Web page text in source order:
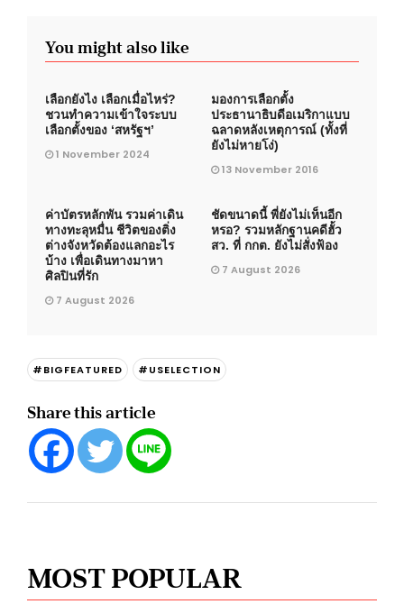
You might also like
เลือกยังไง เลือกเมื่อไหร่?
ชวนทำความเข้าใจระบบ
เลือกตั้งของ ‘สหรัฐฯ’ ​
1 November 2024
มองการเลือกตั้ง
ประธานาธิบดีอเมริกาแบบ
ฉลาดหลังเหตุการณ์ (ทั้งที่
ยังไม่หายโง่)
13 November 2016
ค่าบัตรหลักพัน รวมค่าเดิน
ทางทะลุหมื่น ชีวิตของติ่ง
ต่างจังหวัดต้องแลกอะไร
บ้าง เพื่อเดินทางมาหา
ศิลปินที่รัก
7 August 2026
ชัดขนาดนี้ พี่ยังไม่เห็นอีก
หรอ? รวมหลักฐานคดีฮั้ว
สว. ที่ กกต. ยังไม่สั่งฟ้อง
7 August 2026
#BIGFEATURED #USELECTION
Share this article
MOST POPULAR